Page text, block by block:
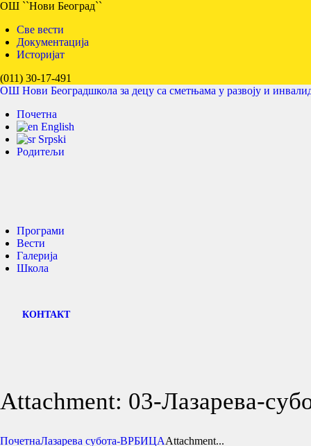
ОШ ``Нови Београд``
Све вести
Документација
Историјат
(011) 30-17-491
ОШ Нови Београдшкола за децу са сметњама у развоју и
Почетна
English
Srpski
Родитељи
Програми
Вести
Галерија
Школа
КОНТАКТ
Attachment: 03-Лазарева-
ПочетнаЛазарева субота-ВРБИЦАAttachment...